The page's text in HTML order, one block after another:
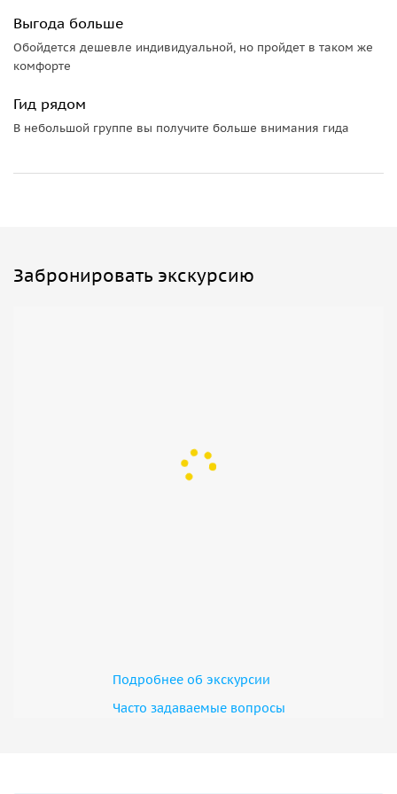
Выгода больше
Обойдется дешевле индивидуальной, но пройдет в таком же
комфорте
Гид рядом
В небольшой группе вы получите больше внимания гида
Забронировать экскурсию
Подробнее об экскурсии
Часто задаваемые вопросы